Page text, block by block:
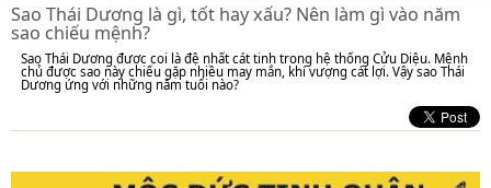
Sao Thái Dương là gì, tốt hay xấu? Nên làm gì vào năm
sao chiếu mệnh?
Sao Thái Dương được coi là đệ nhất cát tinh trong hệ thống Cửu Diệu. Mệnh
chủ được sao này chiếu gặp nhiều may mắn, khí vượng cát lợi. Vậy sao Thái
Dương ứng với những năm tuổi nào?